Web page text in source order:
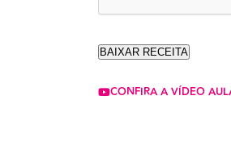
CONFIRA A VÍDEO